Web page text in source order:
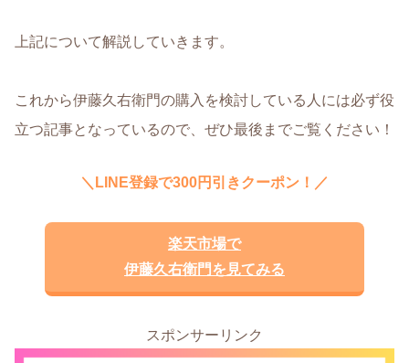
上記について解説していきます。
これから伊藤久右衛門の購入を検討している人には必ず役
立つ記事となっているので、ぜひ最後までご覧ください！
＼LINE登録で300円引きクーポン！／
楽天市場で
伊藤久右衛門を見てみる
スポンサーリンク